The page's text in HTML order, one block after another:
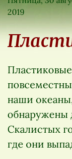
2019
наши
обнаружены
Скалистых
где они